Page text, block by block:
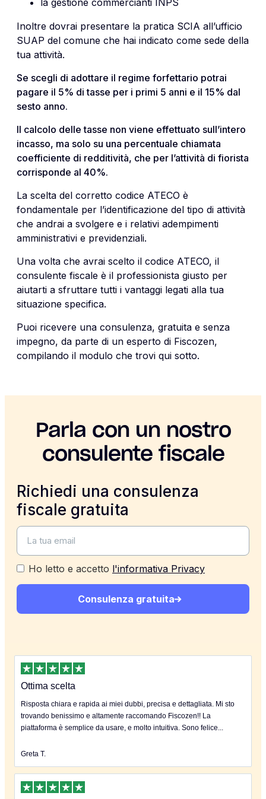
Inoltre dovrai presentare la pratica SCIA all’ufficio
SUAP del comune che hai indicato come sede della
tua attività.
Se scegli di adottare il regime forfettario potrai
pagare il 5% di tasse per i primi 5 anni e il 15% dal
sesto anno.
Il calcolo delle tasse non viene effettuato sull’intero
incasso, ma solo su una percentuale chiamata
coefficiente di redditività, che per l’attività di fiorista
corrisponde al 40%.
La scelta del corretto codice ATECO è
fondamentale per l’identificazione del tipo di attività
che andrai a svolgere e i relativi adempimenti
amministrativi e previdenziali.
Una volta che avrai scelto il codice ATECO, il
consulente fiscale è il professionista giusto per
aiutarti a sfruttare tutti i vantaggi legati alla tua
situazione specifica.
Puoi ricevere una consulenza, gratuita e senza
impegno, da parte di un esperto di Fiscozen,
compilando il modulo che trovi qui sotto.
Parla con un nostro
consulente fiscale
Richiedi una consulenza
fiscale gratuita
Ho letto e accetto l'informativa Privacy
Consulenza gratuita
Ottima scelta
Risposta chiara e rapida ai miei dubbi, precisa e dettagliata. Mi sto
trovando benissimo e altamente raccomando Fiscozen!! La
piattaforma è semplice da usare, e molto intuitiva. Sono felice...
Greta T.